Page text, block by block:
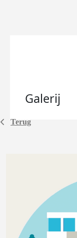
Terug
Galerij